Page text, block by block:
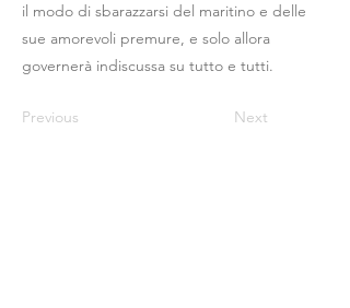
il modo di sbarazzarsi del maritino e delle
sue amorevoli premure, e solo allora
governerà indiscussa su tutto e tutti.
Previous Next